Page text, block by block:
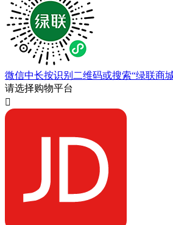
微信中长按识别二维码或搜索“绿联商
请选择购物平台
